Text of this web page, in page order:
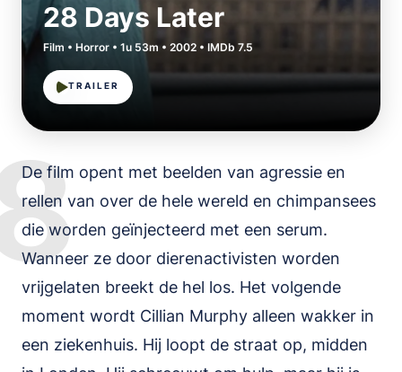
28 Days Later
Film • Horror • 1u 53m • 2002 • IMDb 7.5
TRAILER
De film opent met beelden van agressie en
rellen van over de hele wereld en chimpansees
die worden geïnjecteerd met een serum.
Wanneer ze door dierenactivisten worden
vrijgelaten breekt de hel los. Het volgende
moment wordt Cillian Murphy alleen wakker in
een ziekenhuis. Hij loopt de straat op, midden